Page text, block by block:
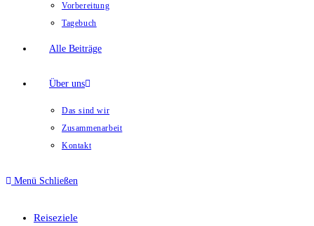
Vorbereitung
Tagebuch
Alle Beiträge
Über uns
Das sind wir
Zusammenarbeit
Kontakt
Menü Schließen
Reiseziele